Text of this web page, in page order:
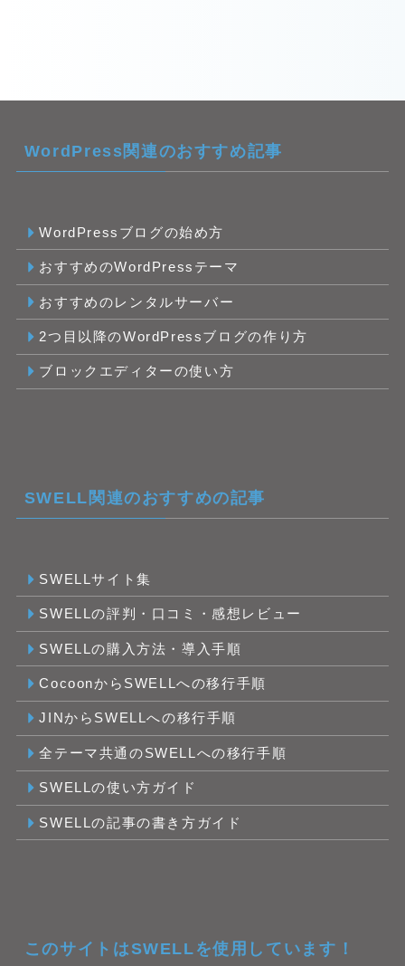
WordPress関連のおすすめ記事
WordPressブログの始め方
おすすめのWordPressテーマ
おすすめのレンタルサーバー
2つ目以降のWordPressブログの作り方
ブロックエディターの使い方
SWELL関連のおすすめの記事
SWELLサイト集
SWELLの評判・口コミ・感想レビュー
SWELLの購入方法・導入手順
CocoonからSWELLへの移行手順
JINからSWELLへの移行手順
全テーマ共通のSWELLへの移行手順
SWELLの使い方ガイド
SWELLの記事の書き方ガイド
このサイトはSWELLを使用しています！